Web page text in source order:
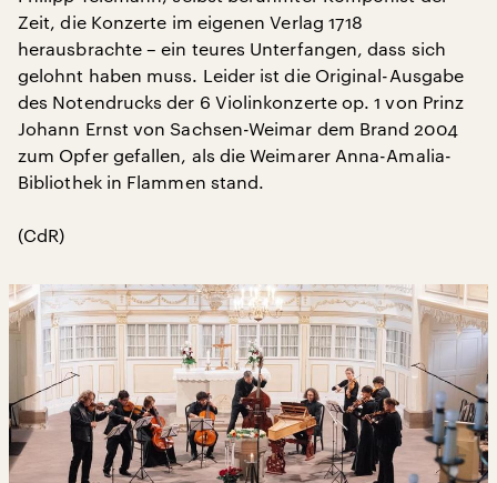
Zeit, die Konzerte im eigenen Verlag 1718
herausbrachte – ein teures Unterfangen, dass sich
gelohnt haben muss. Leider ist die Original-Ausgabe
des Notendrucks der 6 Violinkonzerte op. 1 von Prinz
Johann Ernst von Sachsen-Weimar dem Brand 2004
zum Opfer gefallen, als die Weimarer Anna-Amalia-
Bibliothek in Flammen stand.
(CdR)